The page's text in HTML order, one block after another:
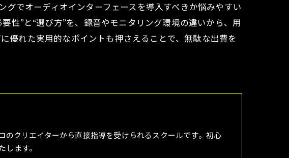
でオーディオインターフェースを導入すべきか悩みやすい
性”と“選び方”を、録音やモニタリング環境の違いから、用
優れた実用的なポイントも押さえることで、無駄な出費を
クリエイターから直接指導を受けられるスクールです。初心
ます。